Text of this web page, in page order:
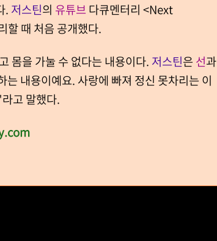
. 저스틴의 유튜브다큐멘터리 <Next
할 때 처음 공개했다.
몸을 가눌 수 없다는 내용이다. 저스틴은 선과
내용이예요. 사랑에 빠져 정신 못차리는 이
고 말했다.